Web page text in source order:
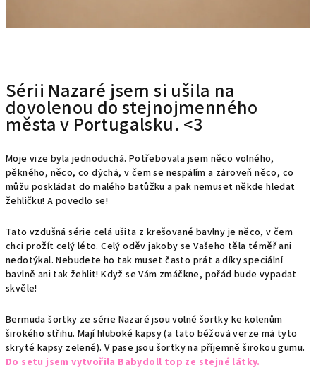
Sérii Nazaré jsem si ušila na
dovolenou do stejnojmenného
města v Portugalsku. <3
Moje vize byla jednoduchá. Potřebovala jsem něco volného,
pěkného, něco, co dýchá, v čem se nespálím a zároveň něco, co
můžu poskládat do malého batůžku a pak nemuset někde hledat
žehličku! A povedlo se!
Tato vzdušná série celá ušita z krešované bavlny je něco, v čem
chci prožít celý léto. Celý oděv jakoby se Vašeho těla téměř ani
nedotýkal. Nebudete ho tak muset často prát a díky speciální
bavlně ani tak žehlit!Když se Vám zmáčkne, pořád bude vypadat
skvěle!
Bermuda šortky ze série Nazaré jsou volné šortky ke kolenům
širokého střihu. Mají hluboké kapsy (a tato béžová verze má tyto
skryté kapsy zelené). V pase jsou šortky na příjemně širokou gumu.
Do setu jsem vytvořila Babydoll top ze stejné látky.